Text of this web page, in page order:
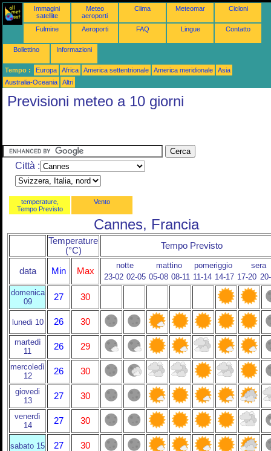
Immagini
satellite
Meteo
aeroporti
Clima Meteomar Cicloni
Fulmine Aeroporti FAQ Lingue Contatto
Bollettino Informazioni
Tempo : Europa Africa America settentrionale America meridionale
Asia
Australia-Oceania
Altri
Previsioni meteo a 10 giorni
Città :
temperature,
Tempo Previsto
Vento
Cannes, Francia
Temperature
(°C)
Tempo Previsto
data Min Max
notte mattino pomeriggio
sera
23-02 02-05 05-08 08-11 11-14 14-17 17-20
domenica
09
27 30
lunedi 10 26 30
martedì
11
26 29
mercoledì
12
26 30
giovedi
13
27 30
venerdì
14
27 30
sabato 15 27 30